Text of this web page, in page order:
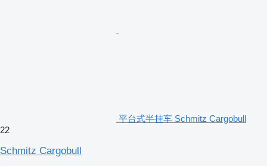
平台式半挂车 Schmitz Cargobull
22
Schmitz Cargobull